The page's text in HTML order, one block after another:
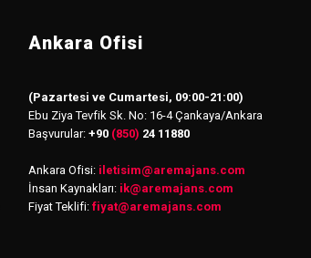
Ankara Ofisi
(Pazartesi ve Cumartesi, 09:00-21:00)
Ebu Ziya Tevfik Sk. No: 16-4 Çankaya/Ankara
Başvurular: +90 (850) 24 11880
Ankara Ofisi: iletisim@aremajans.com
İnsan Kaynakları: ik@aremajans.com
Fiyat Teklifi: fiyat@aremajans.com